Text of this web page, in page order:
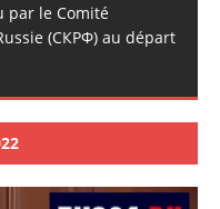
par le Comité
(СКРФ) au départ